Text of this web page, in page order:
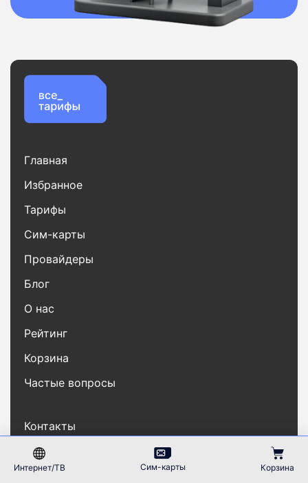
Интернет/ТВ Сим-карты Корзина
Главная
Избранное
Тарифы
Сим-карты
Провайдеры
Блог
О нас
Рейтинг
Корзина
Частые вопросы
Контакты
Карта сайта